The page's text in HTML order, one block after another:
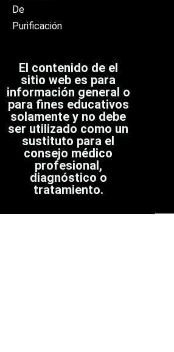
De
Purificación
El contenido de el
sitio web es para
información general o
para fines educativos
solamente y no debe
ser utilizado como un
sustituto para el
consejo médico
profesional,
diagnóstico o
tratamiento.